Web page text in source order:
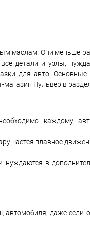
Они меньше
детали и узлы,
для авто.
магазин Пульвер в
каждому
плавное
нуждаются в
даже если